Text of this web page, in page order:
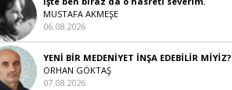
MUSTAFA AKMEŞE
06.08.2026
YENİ BİR MEDENİYET İNŞA EDEBİLİR MİYİZ?
ORHAN GÖKTAŞ
07.08.2026